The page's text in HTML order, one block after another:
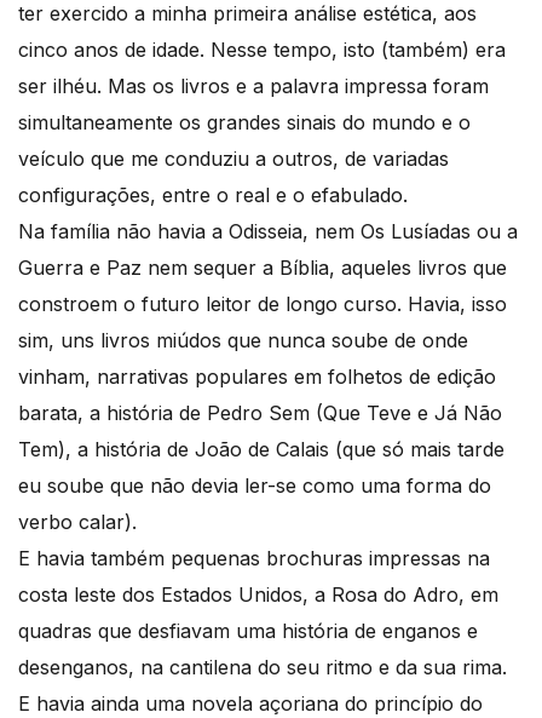
ter exercido a minha primeira análise estética, aos
cinco anos de idade. Nesse tempo, isto (também) era
ser ilhéu. Mas os livros e a palavra impressa foram
simultaneamente os grandes sinais do mundo e o
veículo que me conduziu a outros, de variadas
configurações, entre o real e o efabulado.
Na família não havia a Odisseia, nem Os Lusíadas ou a
Guerra e Paz nem sequer a Bíblia, aqueles livros que
constroem o futuro leitor de longo curso. Havia, isso
sim, uns livros miúdos que nunca soube de onde
vinham, narrativas populares em folhetos de edição
barata, a história de Pedro Sem (Que Teve e Já Não
Tem), a história de João de Calais (que só mais tarde
eu soube que não devia ler-se como uma forma do
verbo calar).
E havia também pequenas brochuras impressas na
costa leste dos Estados Unidos, a Rosa do Adro, em
quadras que desfiavam uma história de enganos e
desenganos, na cantilena do seu ritmo e da sua rima.
E havia ainda uma novela açoriana do princípio do